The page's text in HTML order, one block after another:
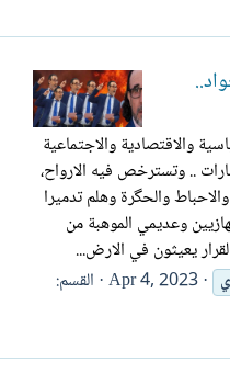
والاقتصادية والاجتماعية
.. وتسترخص فيه الارواح،
والحگرة وهلم تدميرا
وعديمي الموهبة من
يعيثون في الارض...
Apr 4, 2023 القسم: